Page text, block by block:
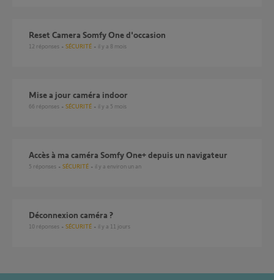
Reset Camera Somfy One d'occasion
12 réponses SÉCURITÉ il y a 8 mois
Mise a jour caméra indoor
66 réponses SÉCURITÉ il y a 5 mois
Accès à ma caméra Somfy One+ depuis un navigateur
5 réponses SÉCURITÉ il y a environ un an
Déconnexion caméra ?
10 réponses SÉCURITÉ il y a 11 jours